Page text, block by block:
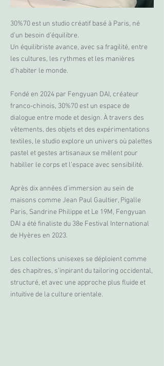
30%70 est un studio créatif basé à Paris, né
d’un besoin d’équilibre.
Un équilibriste avance, avec sa fragilité, entre
les cultures, les rythmes et les manières
d’habiter le monde.
Fondé en 2024 par Fengyuan DAI, créateur
franco-chinois, 30%70 est un espace de
dialogue entre mode et design. À travers des
vêtements, des objets et des expérimentations
textiles, le studio explore un univers où palettes
pastel et gestes artisanaux se mêlent pour
habiller le corps et l’espace avec sensibilité.
Après dix années d’immersion au sein de
maisons comme Jean Paul Gaultier, Pigalle
Paris, Sandrine Philippe et Le 19M, Fengyuan
DAI a été finaliste du 38e Festival International
de Hyères en 2023.
​Les collections unisexes se déploient comme
des chapitres, s'inpirant du tailoring occidental,
structuré, et avec une approche plus fluide et
intuitive de la culture orientale.